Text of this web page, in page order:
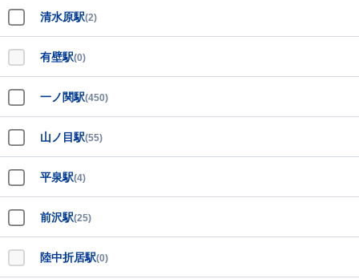
清水原駅(2)
有壁駅(0)
一ノ関駅(450)
山ノ目駅(55)
平泉駅(4)
前沢駅(25)
陸中折居駅(0)